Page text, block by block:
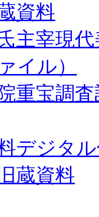
資料
主宰現
イル）
重宝調
デジタ
蔵資料